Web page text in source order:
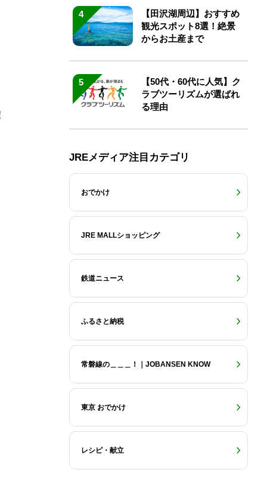
4
【田沢湖周辺】おすすめ
観光スポット8選！絶景
からお土産まで
5
【50代・60代に人気】ク
ラブツーリズムが選ばれ
る理由
JREメディア注目カテゴリ
おでかけ
JRE MALLショッピング
鉄道ニュース
ふるさと納税
常磐線の＿＿＿！｜JOBANSEN KNOW
東京 おでかけ
レシピ・献立